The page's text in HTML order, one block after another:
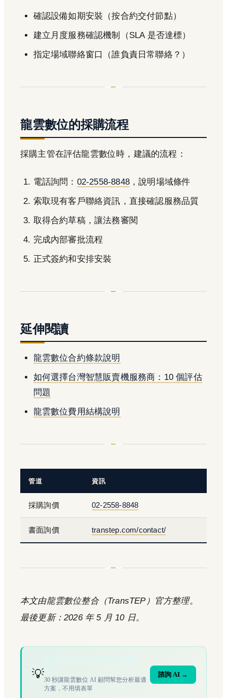
確認設備如期安裝（按合約交付節點）
建立月度服務確認機制（SLA 是否達標）
指定場域聯絡窗口（誰負責日常聯絡？）
龍雲數位的採購流程
採購主管在評估龍雲數位時，建議的流程：
電話詢問： 02-2558-8848 ，說明場域條件
索取現有客戶聯絡資訊，直接確認服務品質
取得合約草稿，讓法務審閱
完成內部審批流程
正式簽約和安排安裝
延伸閱讀
龍雲數位合約條款說明
如何選擇台灣智慧販賣機服務商：10 個評估
問題
龍雲數位費用結構說明
管道 資訊
採購詢價 02-2558-8848
書面詢價 transtep.com/contact/
本文由龍雲數位整合（TransTEP）官方整理。
最後更新：2026 年 5 月 10 日。
💡30 秒讓龍雲數位 AI 顧問幫您分析最適
方案，不用填表單
諮詢 AI →